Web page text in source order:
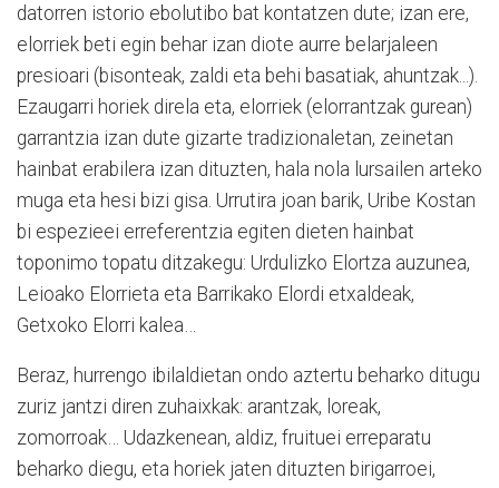
datorren istorio ebolutibo bat kontatzen dute; izan ere,
elorriek beti egin behar izan diote aurre belarjaleen
presioari (bisonteak, zaldi eta behi basatiak, ahuntzak...).
Ezaugarri horiek direla eta, elorriek (elorrantzak gurean)
garrantzia izan dute gizarte tradizionaletan, zeinetan
hainbat erabilera izan dituzten, hala nola lursailen arteko
muga eta hesi bizi gisa. Urrutira joan barik, Uribe Kostan
bi espezieei erreferentzia egiten dieten hainbat
toponimo topatu ditzakegu: Urdulizko Elortza auzunea,
Leioako Elorrieta eta Barrikako Elordi etxaldeak,
Getxoko Elorri kalea…
Beraz, hurrengo ibilaldietan ondo aztertu beharko ditugu
zuriz jantzi diren zuhaixkak: arantzak, loreak,
zomorroak… Udazkenean, aldiz, fruituei erreparatu
beharko diegu, eta horiek jaten dituzten birigarroei,